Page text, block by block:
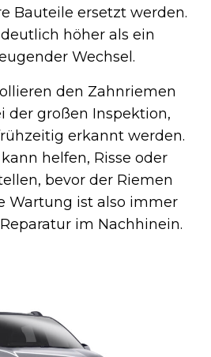
Bauteile ersetzt werden.
höher als ein
Wechsel.
den Zahnriemen
der großen Inspektion,
erkannt werden.
helfen, Risse oder
bevor der Riemen
Wartung ist also immer
im Nachhinein.